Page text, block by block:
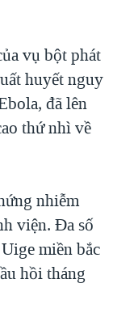
KHỨ VÀ HIỆN
vụ bột phát
huyết nguy
đã lên
thứ nhì về
nhiễm
viện. Đa số
miền bắc
hồi tháng